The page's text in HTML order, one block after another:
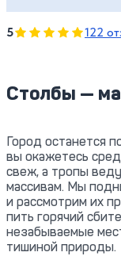
Столбы —
5Оценка, 122
Город останется
вы окажетесь
свеж, а тропы
массивам. Мы
и рассмотрим их
пить горячий
незабываемые
тишиной природы.